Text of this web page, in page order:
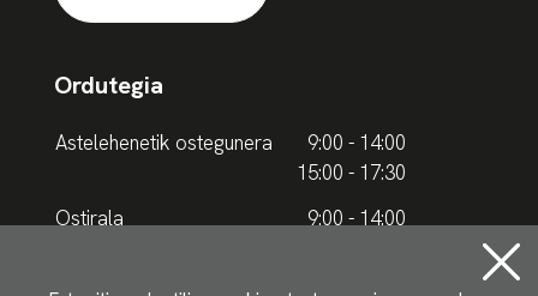
Ordutegia
Astelehenetik ostegunera
9:00 - 14:00
15:00 - 17:30
Ostirala
9:00 - 14:00